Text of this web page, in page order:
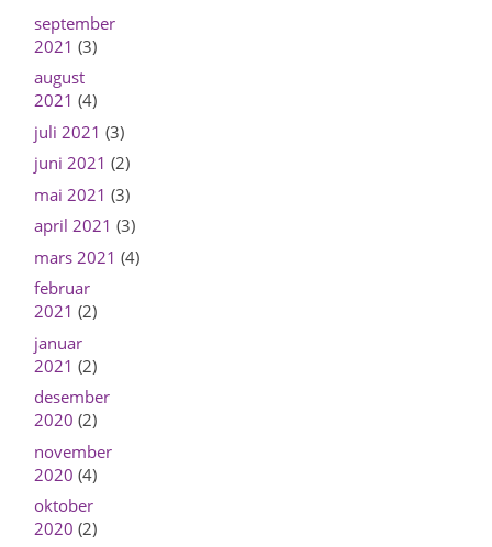
september
2021 (3)
august
2021 (4)
juli 2021 (3)
juni 2021 (2)
mai 2021 (3)
april 2021 (3)
mars 2021 (4)
februar
2021 (2)
januar
2021 (2)
desember
2020 (2)
november
2020 (4)
oktober
2020 (2)